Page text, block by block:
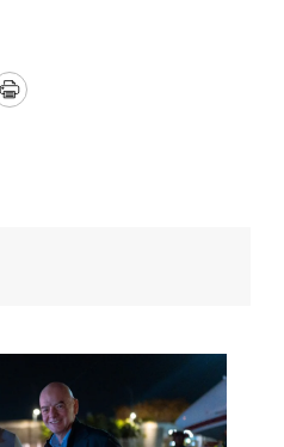
Print